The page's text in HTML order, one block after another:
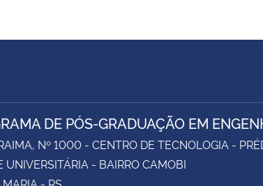
DE PÓS-GRADUAÇÃO EM
Nº 1000 - CENTRO DE TECNOLOGIA -
UNIVERSITÁRIA - BAIRRO CAMOBI
- RS